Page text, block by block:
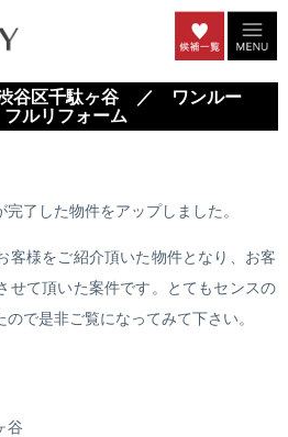
谷区千駄ヶ谷 ／ ワンルー
リフォーム
了した物件をアップしました。
客様をご紹介頂いた物件となり、お客
せて頂いた案件です。とてもセンスの
で是非ご覧になってみて下さい。